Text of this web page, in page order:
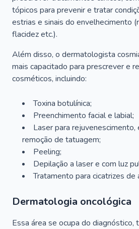
tópicos para prevenir e tratar
estrias e sinais do envelhecimento
flacidez etc.).
Além disso, o dermatologista
mais capacitado para prescrever e
cosméticos, incluindo:
Toxina botulínica;
Preenchimento facial e labial;
Laser para rejuvenescimento,
remoção de tatuagem;
Peeling;
Depilação a laser e com luz
Tratamento para cicatrizes de
Dermatologia oncológica
Essa área se ocupa do diagnóstico,